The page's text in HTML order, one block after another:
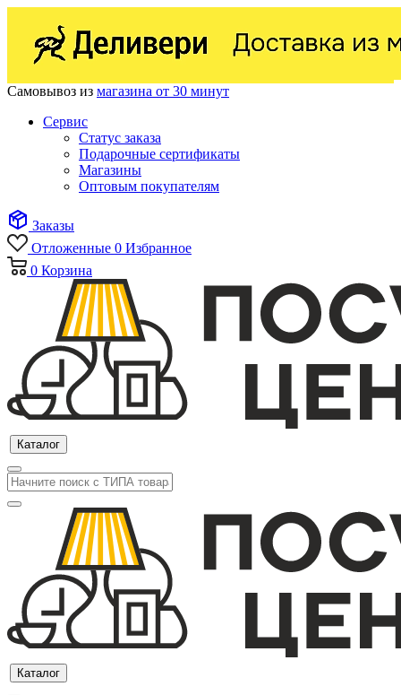
Самовывоз из магазина от 30 минут
Сервис
Статус заказа
Подарочные сертификаты
Магазины
Оптовым покупателям
Заказы
Отложенные 0 Избранное
0 Корзина
Каталог
Каталог